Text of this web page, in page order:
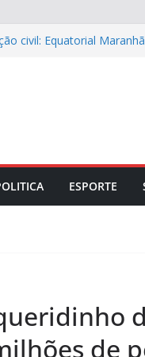
civil: Equatorial
discutem
portando anfetaminas
em Imperatriz (MA)
ESPORTE
de